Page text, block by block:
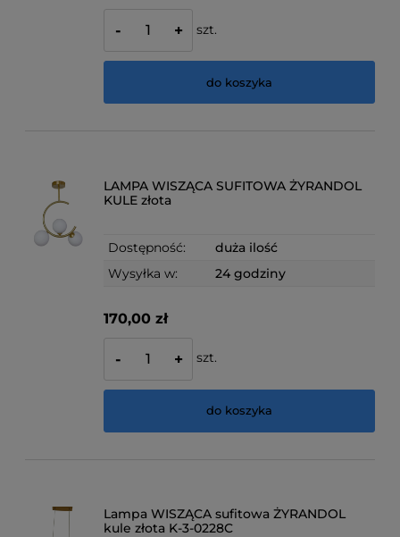
- + szt.
do koszyka
LAMPA WISZĄCA SUFITOWA ŻYRANDOL
KULE złota
Dostępność:
duża ilość
Wysyłka w:
24 godziny
170,00 zł
- + szt.
do koszyka
Lampa WISZĄCA sufitowa ŻYRANDOL
kule złota K-3-0228C